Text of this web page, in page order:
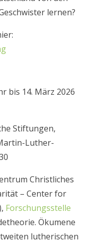
lernen?
bis 14. März 2026
Stiftungen,
Luther-
Christliches
– Center for
Forschungsstelle
Ökumene
lutherischen